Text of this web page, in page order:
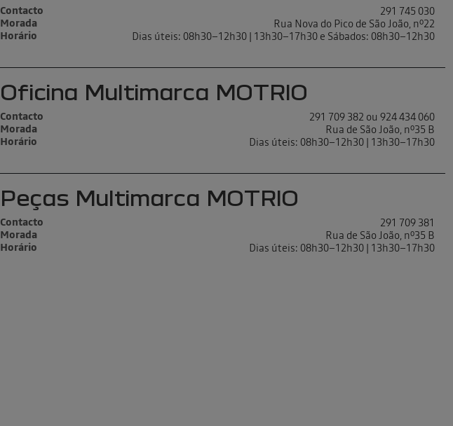
Contacto 291 745 030
Morada Rua Nova do Pico de São João, nº22
Horário Dias úteis: 08h30–12h30 | 13h30–17h30 e Sábados: 08h30–12h30
Oficina Multimarca MOTRIO
Contacto 291 709 382 ou 924 434 060
Morada Rua de São João, nº35 B
Horário Dias úteis: 08h30–12h30 | 13h30–17h30
Peças Multimarca MOTRIO
Contacto 291 709 381
Morada Rua de São João, nº35 B
Horário Dias úteis: 08h30–12h30 | 13h30–17h30